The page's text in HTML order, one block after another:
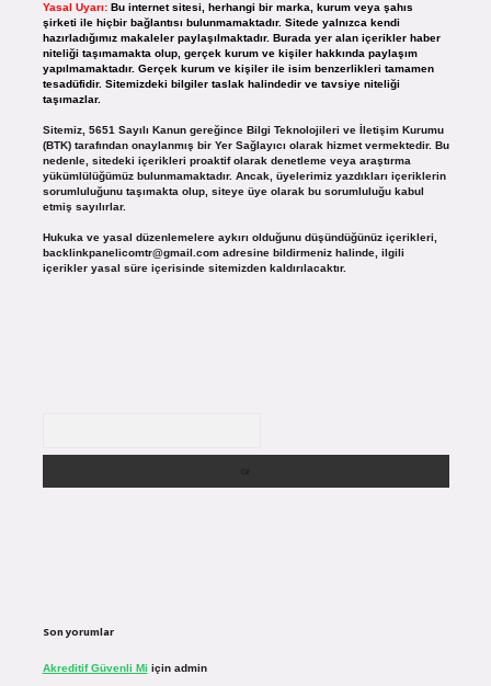
Yasal Uyarı: Bu internet sitesi, herhangi bir marka, kurum veya şahıs
şirketi ile hiçbir bağlantısı bulunmamaktadır. Sitede yalnızca kendi
hazırladığımız makaleler paylaşılmaktadır. Burada yer alan içerikler haber
niteliği taşımamakta olup, gerçek kurum ve kişiler hakkında paylaşım
yapılmamaktadır. Gerçek kurum ve kişiler ile isim benzerlikleri tamamen
tesadüfidir. Sitemizdeki bilgiler taslak halindedir ve tavsiye niteliği
taşımazlar.
Sitemiz, 5651 Sayılı Kanun gereğince Bilgi Teknolojileri ve İletişim Kurumu
(BTK) tarafından onaylanmış bir Yer Sağlayıcı olarak hizmet vermektedir. Bu
nedenle, sitedeki içerikleri proaktif olarak denetleme veya araştırma
yükümlülüğümüz bulunmamaktadır. Ancak, üyelerimiz yazdıkları içeriklerin
sorumluluğunu taşımakta olup, siteye üye olarak bu sorumluluğu kabul
etmiş sayılırlar.
Hukuka ve yasal düzenlemelere aykırı olduğunu düşündüğünüz içerikleri,
backlinkpanelicomtr@gmail.comadresine bildirmeniz halinde, ilgili
içerikler yasal süre içerisinde sitemizden kaldırılacaktır.
Son yorumlar
Akreditif Güvenli Mi için admin